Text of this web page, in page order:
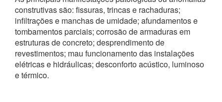
construtivas são: fissuras, trincas e rachaduras;
infiltrações e manchas de umidade; afundamentos e
tombamentos parciais; corrosão de armaduras em
estruturas de concreto; desprendimento de
revestimentos; mau funcionamento das instalações
elétricas e hidráulicas; desconforto acústico, luminoso
e térmico.